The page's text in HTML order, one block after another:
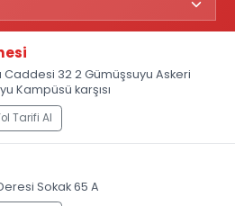
32 2 Gümüşsuyu Askeri
Kampüsü karşısı
Tarifi Al
Sokak 65 A